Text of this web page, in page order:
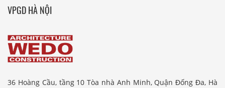
VPGD HÀ NỘI
36 Hoàng Cầu, tầng 10 Tòa nhà Anh Minh, Quận Đống Đa, Hà